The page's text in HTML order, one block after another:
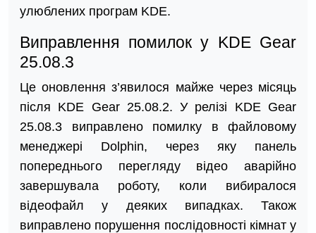
улюблених програм KDE.
Виправлення помилок у KDE Gear
25.08.3
Це оновлення з’явилося майже через місяць
після KDE Gear 25.08.2. У релізі KDE Gear
25.08.3 виправлено помилку в файловому
менеджері Dolphin, через яку панель
попереднього перегляду відео аварійно
завершувала роботу, коли вибиралося
відеофайл у деяких випадках. Також
виправлено порушення послідовності кімнат у